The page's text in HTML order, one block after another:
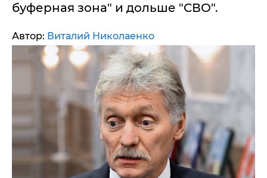
буферная зона" и дольше "СВО".
Автор: Виталий Николаенко